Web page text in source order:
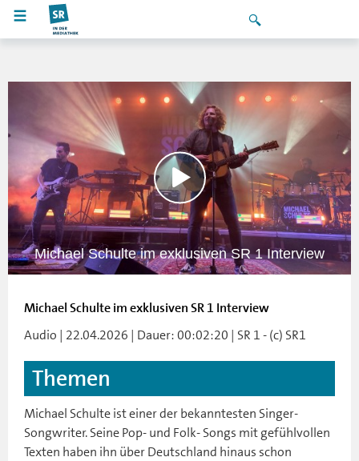
Michael Schulte im exklusiven SR 1 Interview
Michael Schulte im exklusiven SR 1 Interview
Audio | 22.04.2026 | Dauer: 00:02:20 | SR 1 - (c) SR1
Themen
Michael Schulte ist einer der bekanntesten Singer-
Songwriter. Seine Pop- und Folk- Songs mit gefühlvollen
Texten haben ihn über Deutschland hinaus schon